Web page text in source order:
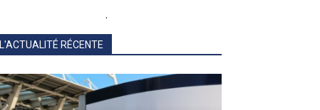
.
L'ACTUALITÉ RÉCENTE